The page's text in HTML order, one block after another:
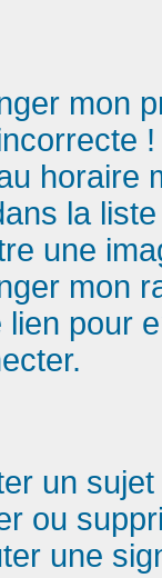
mon
!
horaire
la
une
mon
pour
un
ou
une